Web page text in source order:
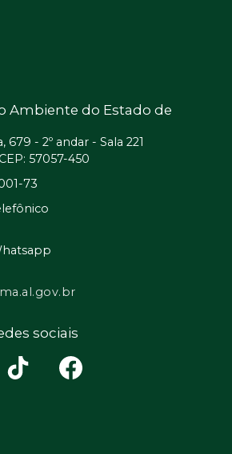
Ambiente do Estado de
- 2º andar - Sala 221
57057-450
73
sociais